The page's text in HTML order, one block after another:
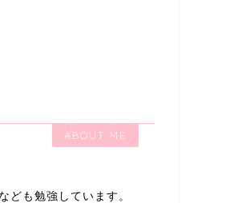
ABOUT ME
ども勉強しています。